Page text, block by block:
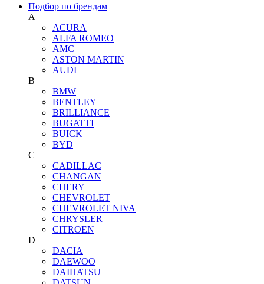
Подбор по брендам
A
ACURA
ALFA ROMEO
AMC
ASTON MARTIN
AUDI
B
BMW
BENTLEY
BRILLIANCE
BUGATTI
BUICK
BYD
C
CADILLAC
CHANGAN
CHERY
CHEVROLET
CHEVROLET NIVA
CHRYSLER
CITROEN
D
DACIA
DAEWOO
DAIHATSU